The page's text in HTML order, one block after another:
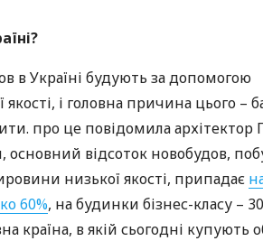
в Україні будують за допомогою
якості, і головна причина цього –
про це повідомила архітектор
основний відсоток новобудов,
низької якості, припадає
60%, на будинки бізнес-класу –
країна, в якій сьогодні купують